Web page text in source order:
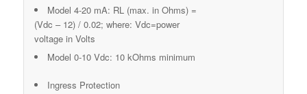
Model 4-20 mA: RL (max. in Ohms) =
(Vdc – 12) / 0.02; where: Vdc=power
voltage in Volts
Model 0-10 Vdc: 10 kOhms minimum
Ingress Protection